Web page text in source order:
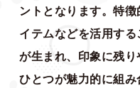
ントとなります。特
イテムなどを活用す
が生まれ、印象に残
ひとつが魅力的に組